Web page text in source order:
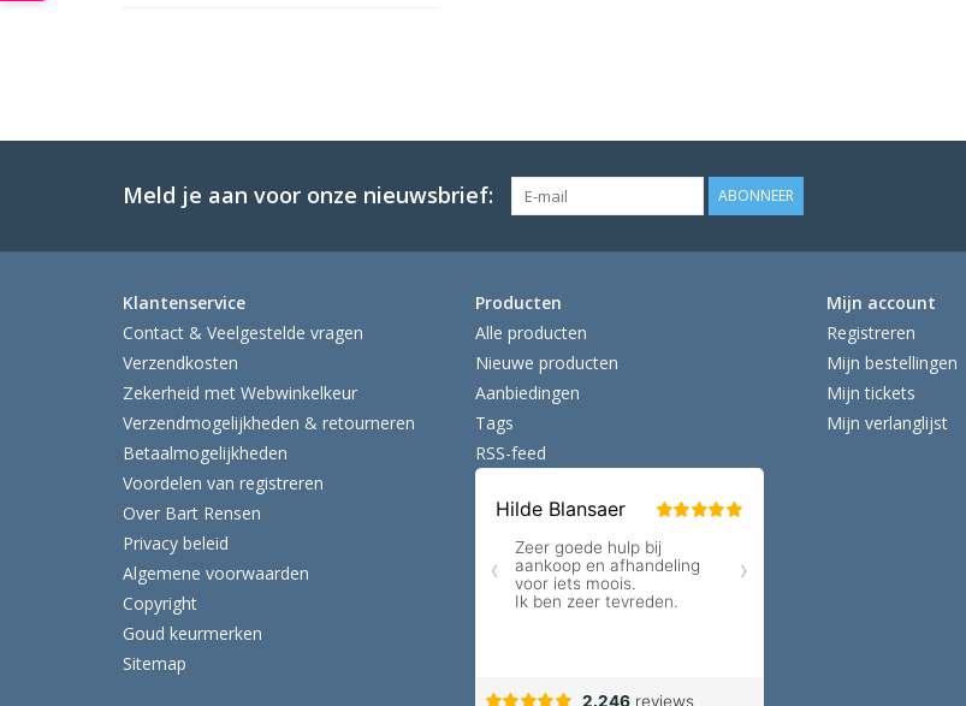
Meld je aan voor onze nieuwsbrief: ABONNEER
Klantenservice
Contact & Veelgestelde vragen
Verzendkosten
Zekerheid met Webwinkelkeur
Verzendmogelijkheden & retourneren
Betaalmogelijkheden
Voordelen van registreren
Over Bart Rensen
Privacy beleid
Algemene voorwaarden
Copyright
Goud keurmerken
Sitemap
Producten
Alle producten
Nieuwe producten
Aanbiedingen
Tags
RSS-feed
Mijn account
Registreren
Mijn bestellingen
Mijn tickets
Mijn verlanglijst